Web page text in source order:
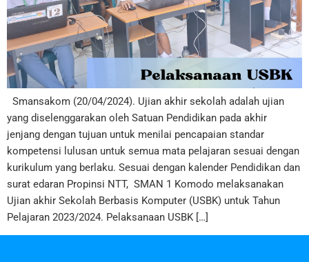
Smansakom (20/04/2024). Ujian akhir sekolah adalah ujian
yang diselenggarakan oleh Satuan Pendidikan pada akhir
jenjang dengan tujuan untuk menilai pencapaian standar
kompetensi lulusan untuk semua mata pelajaran sesuai dengan
kurikulum yang berlaku. Sesuai dengan kalender Pendidikan dan
surat edaran Propinsi NTT, SMAN 1 Komodo melaksanakan
Ujian akhir Sekolah Berbasis Komputer (USBK) untuk Tahun
Pelajaran 2023/2024. Pelaksanaan USBK […]